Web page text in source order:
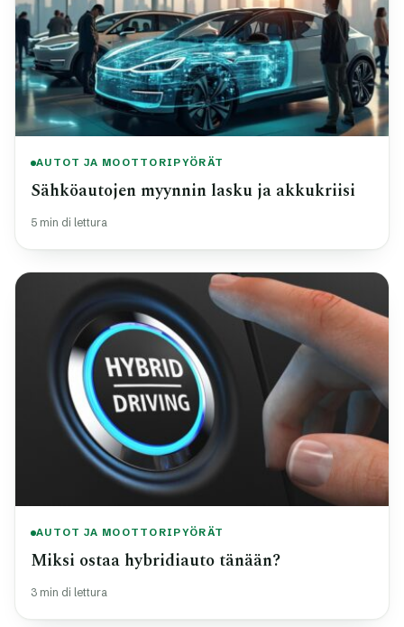
AUTOT JA MOOTTORIPYÖRÄT
Sähköautojen myynnin lasku ja akkukriisi
5 min di lettura
AUTOT JA MOOTTORIPYÖRÄT
Miksi ostaa hybridiauto tänään?
3 min di lettura